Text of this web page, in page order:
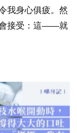
我身心俱疲。然
會接受：這——就